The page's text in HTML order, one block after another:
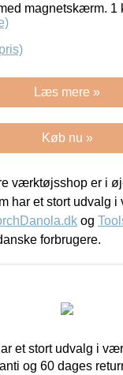
magnetskærm. 1
Læs mere »
Køb nu »
værktøjsshop er i
har et stort udvalg
og
forbrugere.
et stort udvalg i
og 60 dages